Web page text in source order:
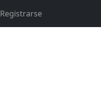
Registrarse